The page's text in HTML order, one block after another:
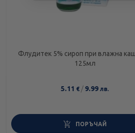
Флудитек 5% сироп при влажна
125мл
5.11 € / 9.99 лв.
ПОРЪЧАЙ